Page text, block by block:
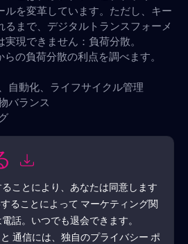
ルを変革しています。ただし、キー
るまで、デジタルトランスフォーメ
現できません：負荷分散。
の負荷分散の利点を調べます。
自動化、ライフサイクル管理
バランス
ことにより、あなたは同意します
ることによって マーケティング関
話。いつでも退会できます。
通信には、独自のプライバシー ポ